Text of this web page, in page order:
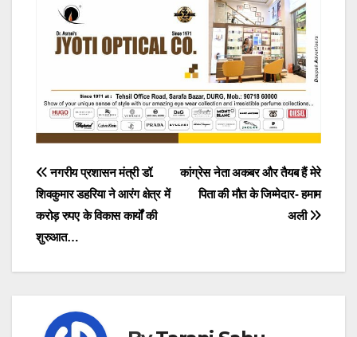
Post
navigation
कांग्रेस नेता अकबर और तैयब हैं मेरे
पिता की मौत के जिम्मेदार- हमाम
अली
नगरीय प्रशासन मंत्री डॉ.
शिवकुमार डहरिया ने आरंग क्षेत्र में
करोड़ रुपए के विकास कार्यों की
शुरुआत…